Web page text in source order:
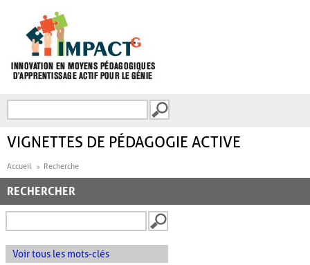
FORMULAIRE DE
VIGNETTES DE PÉDAGOGIE ACTIVE
Accueil Recherche
RECHERCHER
Voir tous les mots-clés